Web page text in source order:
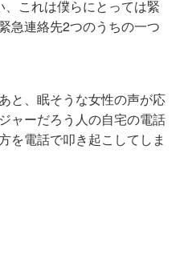
これは僕らにとっては緊
急連絡先2つのうちの一つ
と、眠そうな女性の声が応
ャーだろう人の自宅の電話
を電話で叩き起こしてしま